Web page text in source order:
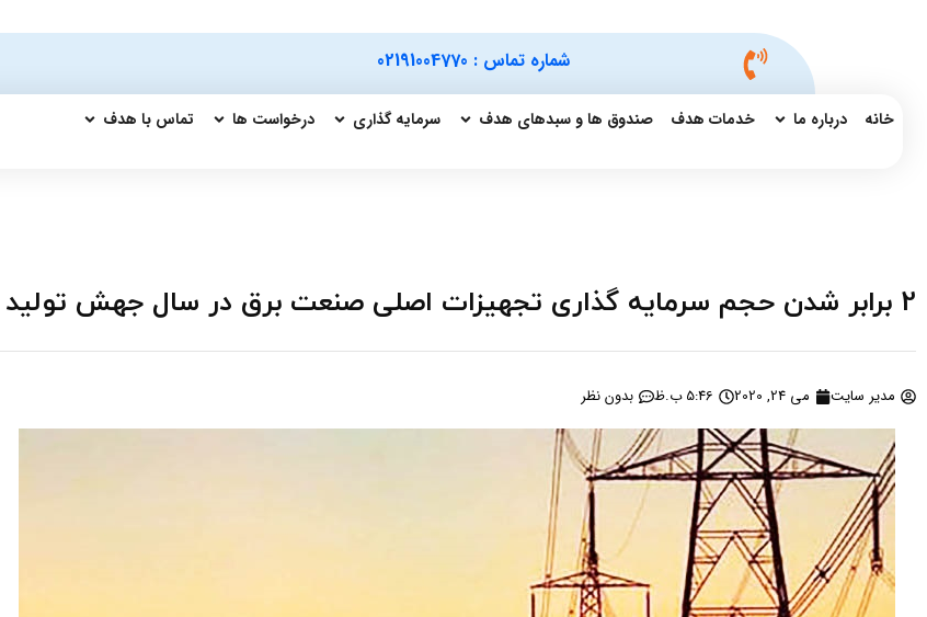
شماره تماس : 02191004770
خانه درباره ما خدمات هدف صندوق ها و سبدهای هدف سرمایه گذاری درخواست ها تماس با هدف
2 برابر شدن حجم سرمایه گذاری تجهیزات اصلی صنعت برق در سال جهش تولید
مدیر سایت می 24, 2020 5:46 ب.ظ بدون نظر